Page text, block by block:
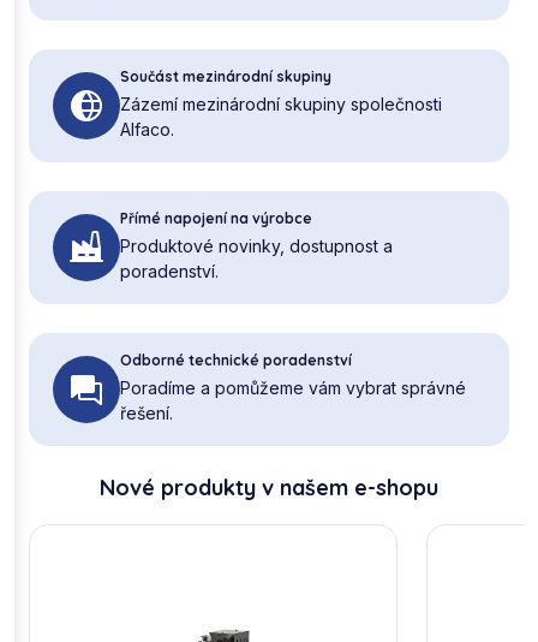
Součást mezinárodní skupiny
Zázemí mezinárodní skupiny společnosti
Alfaco.
Přímé napojení na výrobce
Produktové novinky, dostupnost a
poradenství.
Odborné technické poradenství
Poradíme a pomůžeme vám vybrat správné
řešení.
Nové produkty v našem e-shopu